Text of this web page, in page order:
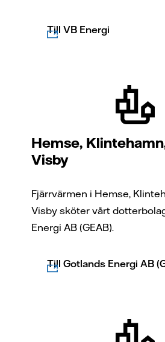
Till VB Energi
Hemse,
Visby
Fjärrvärmen i Hemse,
Visby sköter vårt
Energi AB (GEAB).
Till Gotlands Energi AB